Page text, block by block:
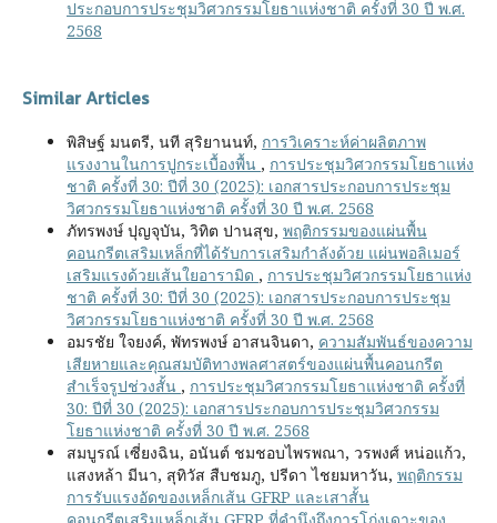
ประกอบการประชุมวิศวกรรมโยธาแห่งชาติ ครั้งที่ 30 ปี พ.ศ.
2568
Similar Articles
พิสิษฐ์ มนตรี, นที สุริยานนท์, การวิเคราะห์ค่าผลิตภาพ
แรงงานในการปูกระเบื้องพื้น , การประชุมวิศวกรรมโยธาแห่ง
ชาติ ครั้งที่ 30: ปีที่ 30 (2025): เอกสารประกอบการประชุม
วิศวกรรมโยธาแห่งชาติ ครั้งที่ 30 ปี พ.ศ. 2568
ภัทรพงษ์ ปุญจุบัน, วิทิต ปานสุข, พฤติกรรมของแผ่นพื้น
คอนกรีตเสริมเหล็กที่ได้รับการเสริมกำลังด้วย แผ่นพอลิเมอร์
เสริมแรงด้วยเส้นใยอารามิด , การประชุมวิศวกรรมโยธาแห่ง
ชาติ ครั้งที่ 30: ปีที่ 30 (2025): เอกสารประกอบการประชุม
วิศวกรรมโยธาแห่งชาติ ครั้งที่ 30 ปี พ.ศ. 2568
อมรชัย ใจยงค์, พัทรพงษ์ อาสนจินดา, ความสัมพันธ์ของความ
เสียหายและคุณสมบัติทางพลศาสตร์ของแผ่นพื้นคอนกรีต
สำเร็จรูปช่วงสั้น , การประชุมวิศวกรรมโยธาแห่งชาติ ครั้งที่
30: ปีที่ 30 (2025): เอกสารประกอบการประชุมวิศวกรรม
โยธาแห่งชาติ ครั้งที่ 30 ปี พ.ศ. 2568
สมบูรณ์ เซี่ยงฉิน, อนันต์ ชมชอบไพรพณา, วรพงศ์ หน่อแก้ว,
แสงหล้า มีนา, สุทิวัส สืบชมภู, ปรีดา ไชยมหาวัน, พฤติกรรม
การรับแรงอัดของเหล็กเส้น GFRP และเสาสั้น